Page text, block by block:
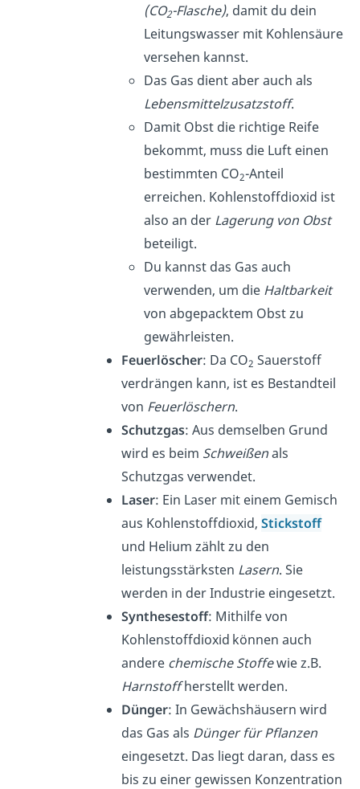
(CO2-Flasche), damit du dein
Leitungswasser mit Kohlensäure
versehen kannst.
Das Gas dient aber auch als
Lebensmittelzusatzstoff.
Damit Obst die richtige Reife
bekommt, muss die Luft einen
bestimmten CO2-Anteil
erreichen. Kohlenstoffdioxid ist
also an der Lagerung von Obst
beteiligt.
Du kannst das Gas auch
verwenden, um die Haltbarkeit
von abgepacktem Obst zu
gewährleisten.
Feuerlöscher: Da CO2 Sauerstoff
verdrängen kann, ist es Bestandteil
von Feuerlöschern.
Schutzgas: Aus demselben Grund
wird es beim Schweißenals
Schutzgas verwendet.
Laser: Ein Laser mit einem Gemisch
aus Kohlenstoffdioxid, Stickstoff
und Helium zählt zu den
leistungsstärksten Lasern. Sie
werden in der Industrie eingesetzt.
Synthesestoff: Mithilfe von
Kohlenstoffdioxid können auch
andere chemische Stoffewie z.B.
Harnstoffherstellt werden.
Dünger: In Gewächshäusern wird
das Gas als Dünger für Pflanzen
eingesetzt. Das liegt daran, dass es
bis zu einer gewissen Konzentration